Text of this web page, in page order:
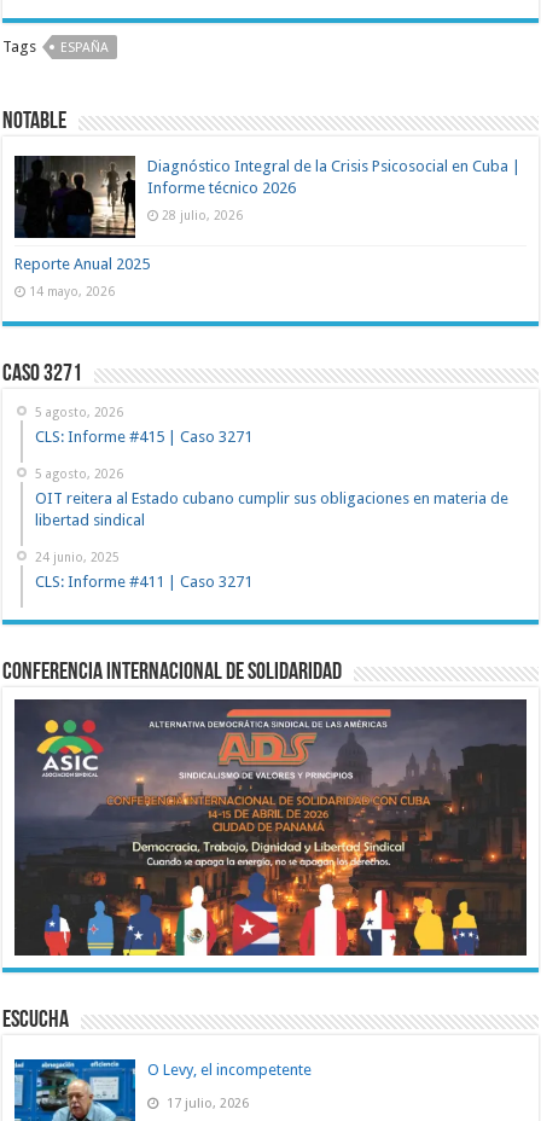
Tags ESPAÑA
NOTABLE
Diagnóstico Integral de la Crisis Psicosocial en Cuba |
Informe técnico 2026
28 julio, 2026
Reporte Anual 2025
14 mayo, 2026
Caso 3271
5 agosto, 2026
CLS: Informe #415 | Caso 3271
5 agosto, 2026
OIT reitera al Estado cubano cumplir sus obligaciones en materia de
libertad sindical
24 junio, 2025
CLS: Informe #411 | Caso 3271
Conferencia Internacional de Solidaridad
ESCUCHA
O Levy, el incompetente
17 julio, 2026